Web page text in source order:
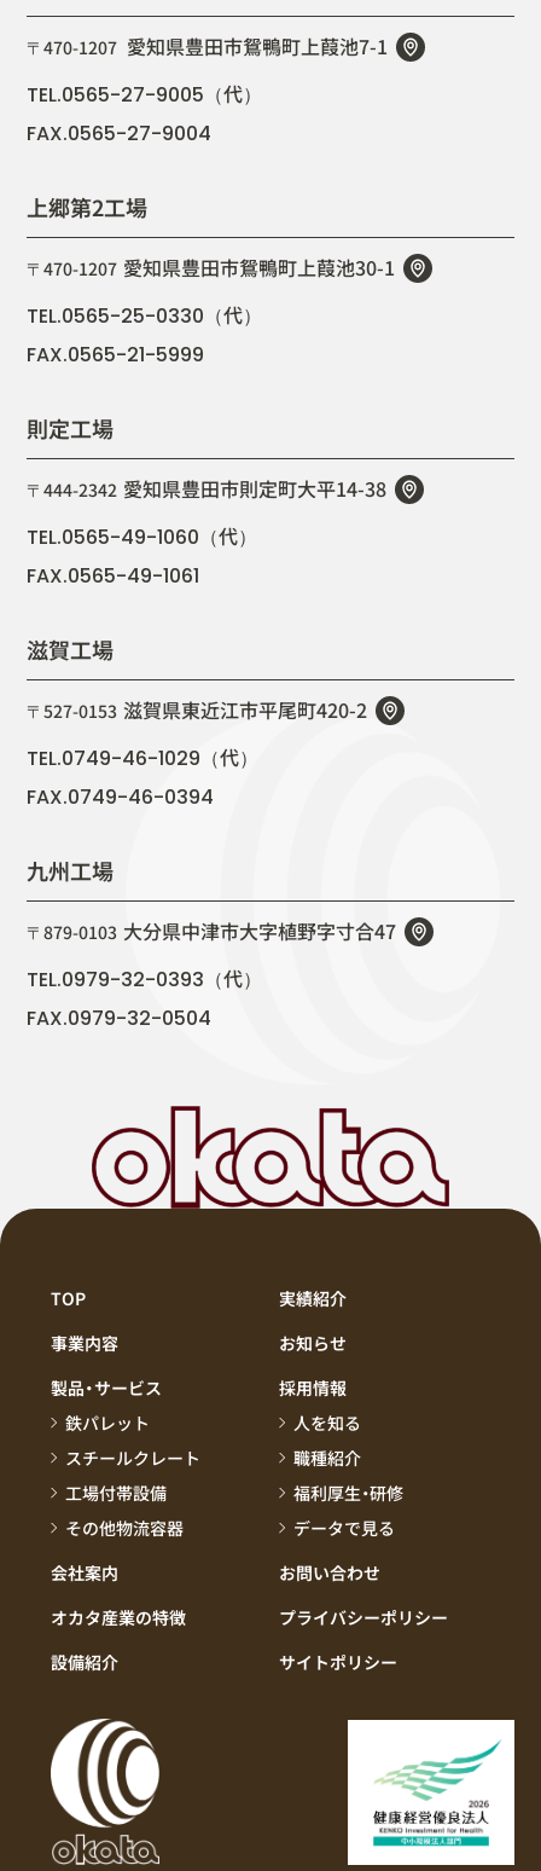
〒470-1207 愛知県豊田市鴛鴨町上葭池7-1
TEL.0565-27-9005（代）
FAX.0565-27-9004
上郷第2工場
〒470-1207 愛知県豊田市鴛鴨町上葭池30-1
TEL.0565-25-0330（代）
FAX.0565-21-5999
則定工場
〒444-2342 愛知県豊田市則定町大平14-38
TEL.0565-49-1060（代）
FAX.0565-49-1061
滋賀工場
〒527-0153 滋賀県東近江市平尾町420-2
TEL.0749-46-1029（代）
FAX.0749-46-0394
九州工場
〒879-0103 大分県中津市大字植野字寸合47
TEL.0979-32-0393（代）
FAX.0979-32-0504
TOP
事業内容
製品・サービス
鉄パレット
スチールクレート
工場付帯設備
その他物流容器
会社案内
オカタ産業の特徴
設備紹介
実績紹介
お知らせ
採用情報
人を知る
職種紹介
福利厚生・研修
データで見る
お問い合わせ
プライバシーポリシー
サイトポリシー